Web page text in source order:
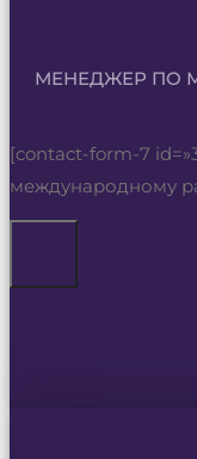
МЕНЕДЖЕР ПО
[contact-form-7
международному